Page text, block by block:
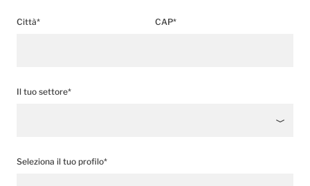
Città* CAP*
Il tuo settore*
Seleziona il tuo profilo*